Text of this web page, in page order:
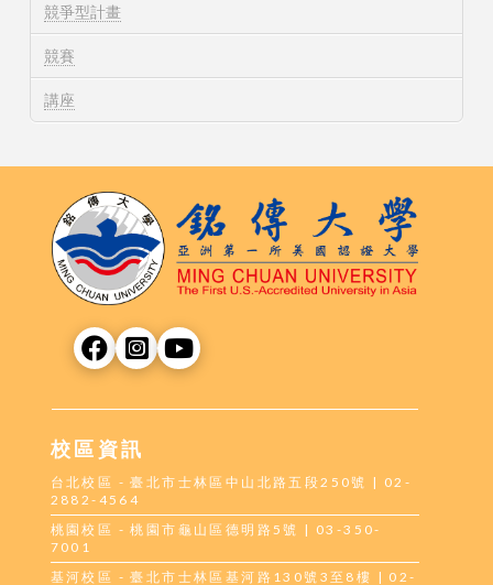
競爭型計畫
競賽
講座
校區資訊
台北校區 - 臺北市士林區中山北路五段250號 | 02-
2882-4564
桃園校區 - 桃園市龜山區德明路5號 | 03-350-
7001
基河校區 - 臺北市士林區基河路130號3至8樓 | 02-